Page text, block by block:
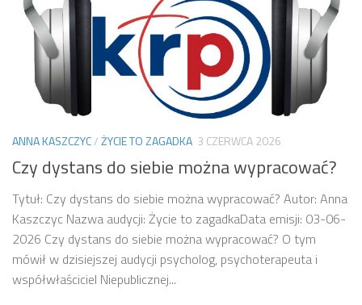
ANNA KASZCZYC/ŻYCIE TO ZAGADKA 3 CZERWCA 2026
Czy dystans do siebie można wypracować?
Tytuł: Czy dystans do siebie można wypracować? Autor: Anna
Kaszczyc Nazwa audycji: Życie to zagadkaData emisji: 03-06-
2026 Czy dystans do siebie można wypracować? O tym
mówił w dzisiejszej audycji psycholog, psychoterapeuta i
współwłaściciel Niepublicznej...